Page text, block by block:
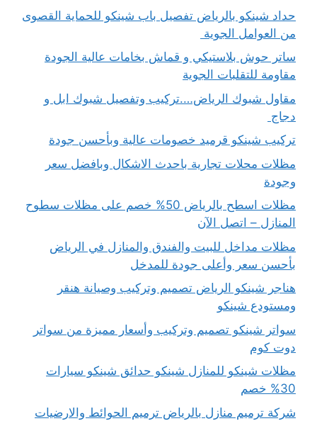
حداد شينكو بالرياض تفصيل باب شينكو للحماية القصوى
من العوامل الجوية
ساتر حوش بلاستيكي و قماش بخامات عالية الجودة
مقاومة للتقلبات الجوية
مقاول شبوك الرياض….تركيب وتفصيل شبوك ابل و
دجاج
تركيب شينكو قرميد خصومات عالية وبأحسن جودة
مظلات محلات تجارية باحدث الاشكال وبافضل سعر
وجودة
مظلات اسطح بالرياض 50% خصم على مظلات سطوح
المنازل – اتصل الآن
مظلات مداخل للبيت والفندق والمنازل في الرياض
بأحسن سعر وأعلى جودة للمدخل
هناجر شينكو الرياض تصميم وتركيب وصيانة هنقر
ومستودع شينكو
سواتر شينكو تصميم وتركيب وأسعار مميزة من سواتر
دوت كوم
مظلات شينكو للمنازل شينكو حدائق شينكو سيارات
30% خصم
شركة ترميم منازل بالرياض ترميم الحوائط والارضيات